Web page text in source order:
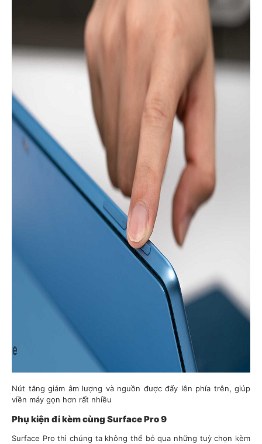
Nút tăng giảm âm lượng và nguồn được đẩy lên phía trên, giúp
viền máy gọn hơn rất nhiều
Phụ kiện đi kèm cùng Surface Pro 9
Surface Pro thì chúng ta không thể bỏ qua những tuỳ chọn kèm